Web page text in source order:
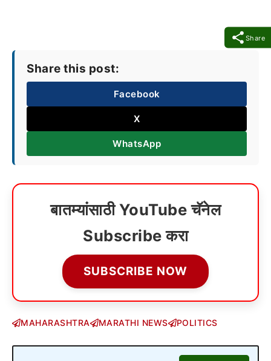
Share
Share this post:
Facebook
X
WhatsApp
बातम्यांसाठी YouTube चॅनेल
Subscribe करा
SUBSCRIBE NOW
MAHARASHTRA MARATHI NEWS POLITICS